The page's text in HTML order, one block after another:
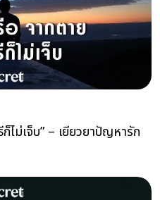
ไม่เจ็บ” – เยียวยาปัญหารัก